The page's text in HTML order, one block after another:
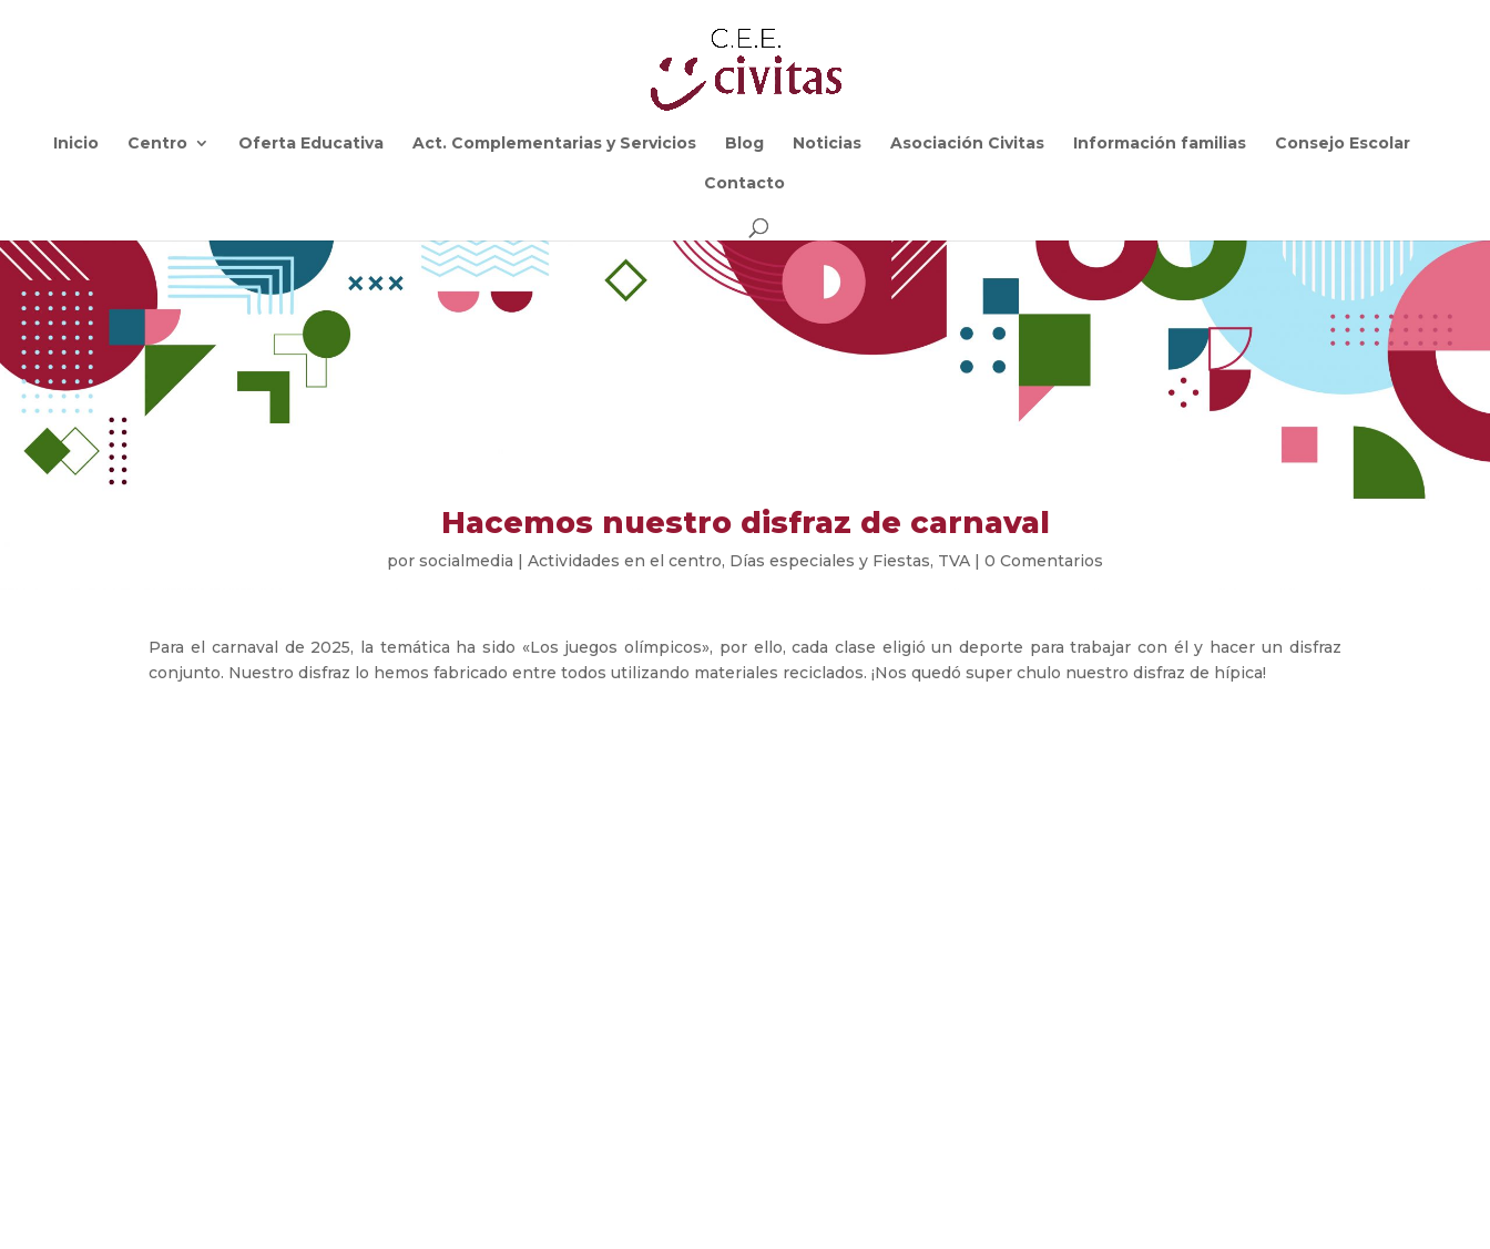
Inicio Centro Oferta Educativa Act. Complementarias y Servicios Blog Noticias Asociación Civitas Información familias
Consejo Escolar
Contacto
Hacemos nuestro disfraz de carnaval
por socialmedia | Actividades en el centro, Días especiales y Fiestas, TVA | 0 Comentarios
Para el carnaval de 2025, la temática ha sido «Los juegos olímpicos», por ello, cada clase eligió un deporte para trabajar con él y hacer un disfraz
conjunto. Nuestro disfraz lo hemos fabricado entre todos utilizando materiales reciclados. ¡Nos quedó super chulo nuestro disfraz de hípica!